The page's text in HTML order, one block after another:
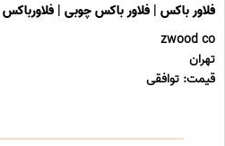
فلاور باکس | فلاور باکس چوبی | فلاورباکس
zwood co
تهران
قیمت: توافقی